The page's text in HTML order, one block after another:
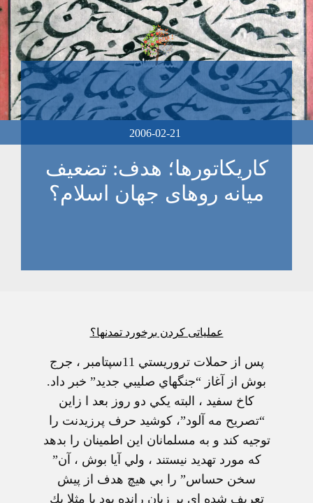
2006-02-21
كاريكاتورها؛ هدف: تضعيف
ميانه روهای جهان اسلام؟
عملياتی کردن برخورد تمدنها؟
پس از حملات تروريستي 11سپتامبر ، جرج
بوش از آغاز “جنگهاي صليبي جديد” خبر داد.
كاخ سفيد ، البته يكي دو روز بعد ا زاين
“تصريح مه آلود”، كوشيد حرف پرزيدنت را
توجيه كند و به مسلمانان اين اطمينان را بدهد
كه مورد تهديد نيستند ، ولي آيا بوش ، آن”
سخن حساس” را بي هيچ هدف از پيش
تعريف شده اي بر زبان رانده بود يا مثلا يك